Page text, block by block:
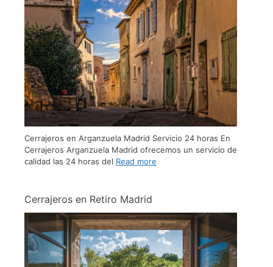
Cerrajeros en Arganzuela Madrid Servicio 24 horas En
Cerrajeros Arganzuela Madrid ofrecemos un servicio de
calidad las 24 horas del Read more
Cerrajeros en Retiro Madrid